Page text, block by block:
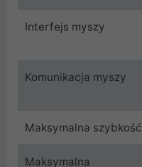
Interfejs myszy
Komunikacja myszy
Maksymalna szybkość
Maksymalna